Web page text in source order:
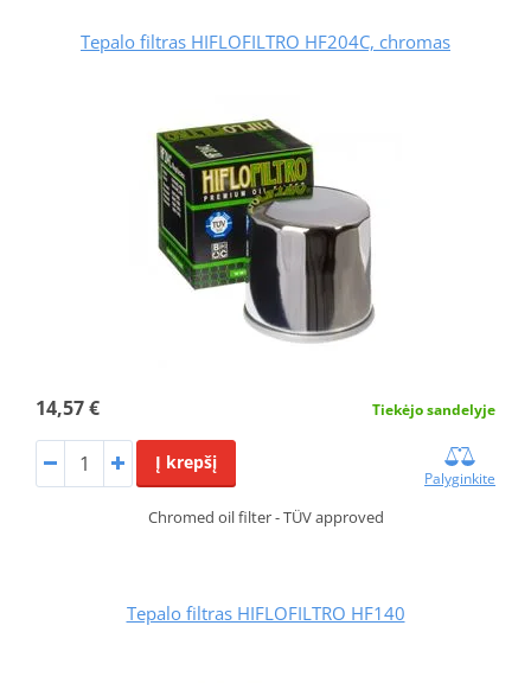
Tepalo filtras HIFLOFILTRO HF204C, chromas
14,57 € Tiekėjo sandelyje
Į krepšį
Palyginkite
Chromed oil filter - TÜV approved
Tepalo filtras HIFLOFILTRO HF140